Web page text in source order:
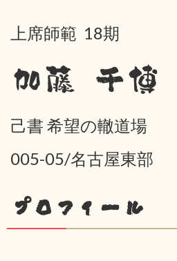
上席師範 18期
加藤 千博
己書 希望の轍道場
005-05/名古屋東部
プロフィール